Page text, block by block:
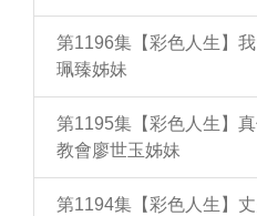
第1196集【彩色人生】
珮臻姊妹
第1195集【彩色人生】
教會廖世玉姊妹
第1194集【彩色人生】